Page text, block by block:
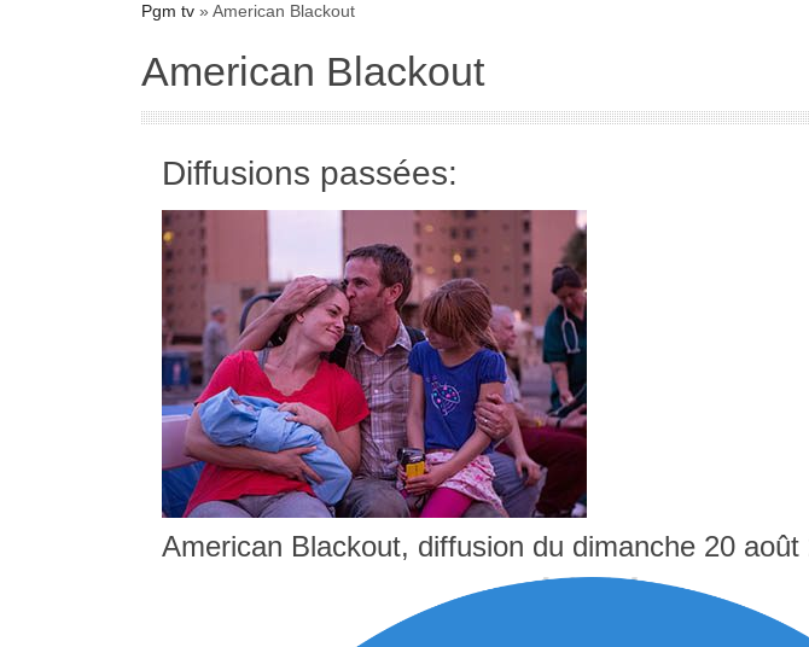
Pgm tv » American Blackout
American Blackout
Diffusions passées:
American Blackout, diffusion du dimanche 20 août